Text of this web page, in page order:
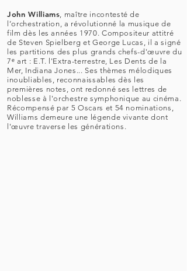
John Williams, maître incontesté de
l’orchestration, a révolutionné la musique de
film dès les années 1970. Compositeur attitré
de Steven Spielberg et George Lucas, il a signé
les partitions des plus grands chefs-d'œuvre du
7ᵉ art : E.T. l'Extra-terrestre, Les Dents de la
Mer, Indiana Jones... Ses thèmes mélodiques
inoubliables, reconnaissables dès les
premières notes, ont redonné ses lettres de
noblesse à l'orchestre symphonique au cinéma.
Récompensé par 5 Oscars et 54 nominations,
Williams demeure une légende vivante dont
l'œuvre traverse les générations.